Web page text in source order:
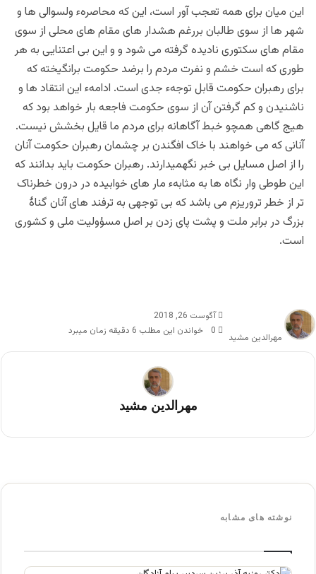
این میان برای همه تعجب آور است، این که محاصرهء ولسوالی ها و
شهر ها از سوی طالبان بررغم هشدار های مقام های محلی از سوی
مقام های سکتوری نادیده گرفته می شود و و این بی اعتنایی به هر
طوری که است خشم و نفرت مردم را برضد حکومت برانگیخته که
برای رهبران حکومت قابل توجهء جدی است. ادامهء این انتقاد ها و
ناشنیدن و کم گرفتن آن از سوی حکومت فاجعه بار خواهد بود که
هیج گاهی همچو خبط آگاهانه برای مردم ما قایل بخشش نیست.
آنانی که می خواهند با خاک افگندن بر چشمان رهبران حکومت آنان
را از اصل مسایل بی خبر نگهمیدارند. رهبران حکومت باید بدانند که
این طوطی وار نگاه ها به مثابهء مار های خوابیده در درون خطرناک
تر از خطر تروریزم می باشد که بی توجهی به ترفند های آنان گناۀ
بزرگ در برابر ملت و پشت پای زدن بر اصل مسؤولیت ملی و کشوری
است.
مهرالدین مشید
آگوست 26, 2018
0
خواندن این مطلب 6 دقیقه زمان میبرد
مهرالدین مشید
نوشته های مشابه